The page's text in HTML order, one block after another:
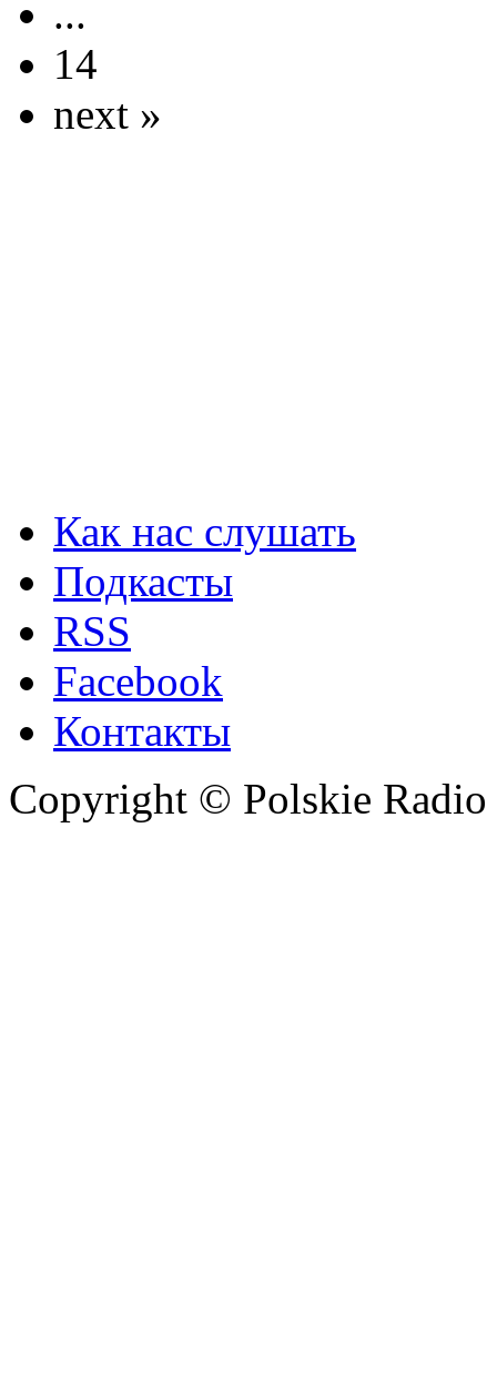
...
14
next »
Как нас слушать
Подкасты
RSS
Facebook
Контакты
Copyright © Polskie